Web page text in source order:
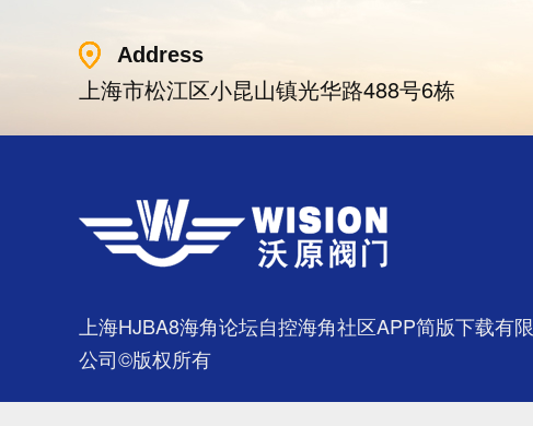
APP简版下载的维护
保养方式。日常海角
社区APP简版下载维
存放的海角社区APP
简版下载应定期检
查，清除污物，并在
带大家一起分析一下
版下载市场的现状及
方面均在世界上排名
靠前，但大多是小规
模、低层次海角社区
APP简版下载的企
Address
上海市松江区小昆山镇光华路488号6栋
上海HJBA8海角论坛自控海角社区APP简版下载有限
公司©版权所有